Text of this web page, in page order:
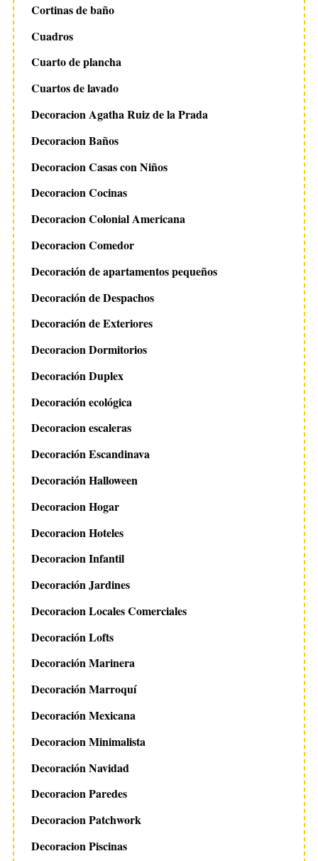
Cortinas de baño
Cuadros
Cuarto de plancha
Cuartos de lavado
Decoracion Agatha Ruiz de la Prada
Decoracion Baños
Decoracion Casas con Niños
Decoracion Cocinas
Decoracion Colonial Americana
Decoracion Comedor
Decoración de apartamentos pequeños
Decoración de Despachos
Decoración de Exteriores
Decoracion Dormitorios
Decoración Duplex
Decoración ecológica
Decoracion escaleras
Decoración Escandinava
Decoración Halloween
Decoracion Hogar
Decoracion Hoteles
Decoracion Infantil
Decoración Jardines
Decoracion Locales Comerciales
Decoración Lofts
Decoración Marinera
Decoración Marroquí
Decoración Mexicana
Decoracion Minimalista
Decoración Navidad
Decoracion Paredes
Decoracion Patchwork
Decoracion Piscinas